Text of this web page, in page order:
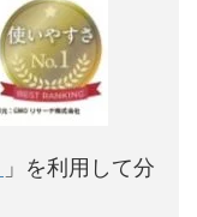
」を利用して分